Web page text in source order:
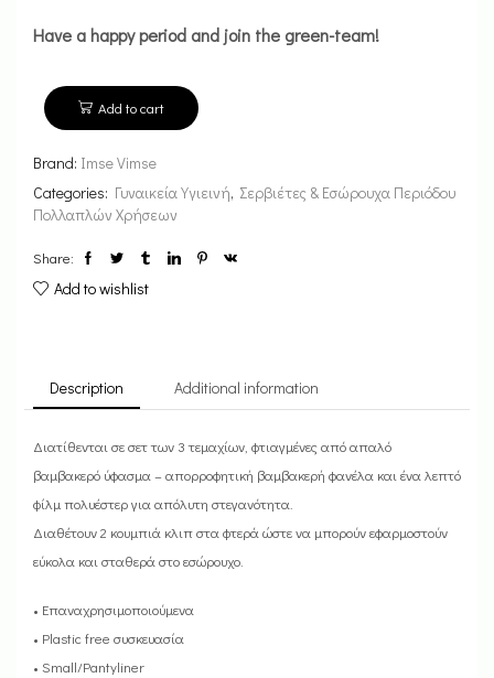
Have a happy period and join the green-team!
Add to cart
Brand: Imse Vimse
Categories: Γυναικεία Υγιεινή, Σερβιέτες & Εσώρουχα Περιόδου
Πολλαπλών Χρήσεων
Share:
Add to wishlist
Description Additional information
Διατίθενται σε σετ των 3 τεμαχίων, φτιαγμένες από απαλό
βαμβακερό ύφασμα – απορροφητική βαμβακερή φανέλα και ένα λεπτό
φίλμ πολυέστερ για απόλυτη στεγανότητα.
Διαθέτουν 2 κουμπιά κλιπ στα φτερά ώστε να μπορούν εφαρμοστούν
εύκολα και σταθερά στο εσώρουχο.
• Επαναχρησιμοποιούμενα
• Plastic free συσκευασία
• Small/Pantyliner